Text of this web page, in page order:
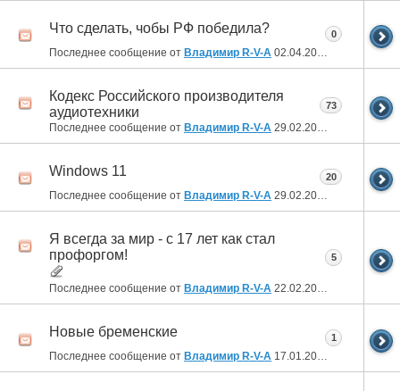
Что сделать, чобы РФ победила?
Последнее сообщение от Владимир R-V-A 02.04.2024
0
Кодекс Российского производителя
аудиотехники
Последнее сообщение от Владимир R-V-A 29.02.2024
73
Windows 11
Последнее сообщение от Владимир R-V-A 29.02.2024
20
Я всегда за мир - с 17 лет как стал
профоргом!
Последнее сообщение от Владимир R-V-A 22.02.2024
5
Новые бременские
Последнее сообщение от Владимир R-V-A 17.01.2024
1